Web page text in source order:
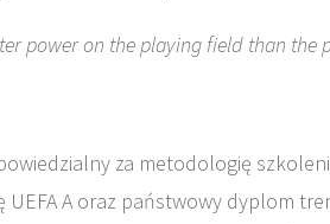
power on the playing field than the
za metodologię
A oraz państwowy dyplom